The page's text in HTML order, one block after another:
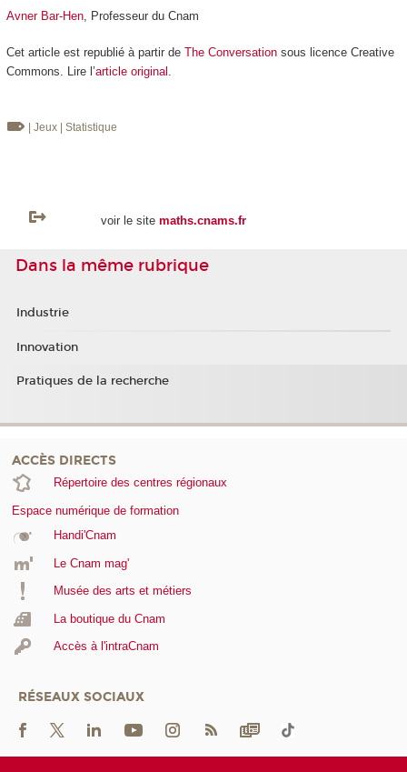
Avner Bar-Hen, Professeur du Cnam
Cet article est republié à partir de The Conversationsous licence Creative
Commons. Lire l’article original .
| Jeux | Statistique
voir le site maths.cnams.fr
Dans la même rubrique
Industrie
Innovation
Pratiques de la recherche
ACCÈS DIRECTS
Répertoire des centres régionaux
Espace numérique de formation
Handi'Cnam
Le Cnam mag'
Musée des arts et métiers
La boutique du Cnam
Accès à l'intraCnam
RÉSEAUX SOCIAUX